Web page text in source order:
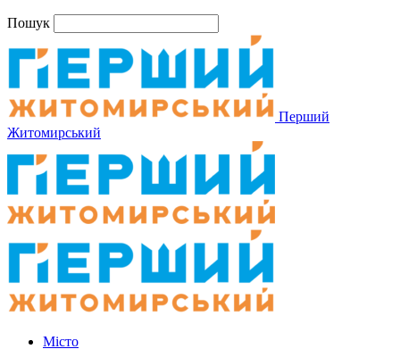
Пошук
Перший
Житомирський
Місто